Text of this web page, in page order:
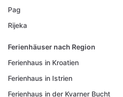
Pag
Rijeka
Ferienhäuser nach Region
Ferienhaus in Kroatien
Ferienhaus in Istrien
Ferienhaus in der Kvarner Bucht